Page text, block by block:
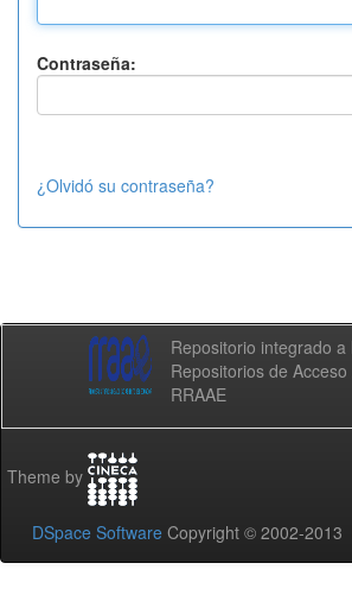
Contraseña:
¿Olvidó su contraseña?
Repositorio integrado a
Repositorios de
RRAAE
Theme by
DSpace Software Copyright © 2002-2013